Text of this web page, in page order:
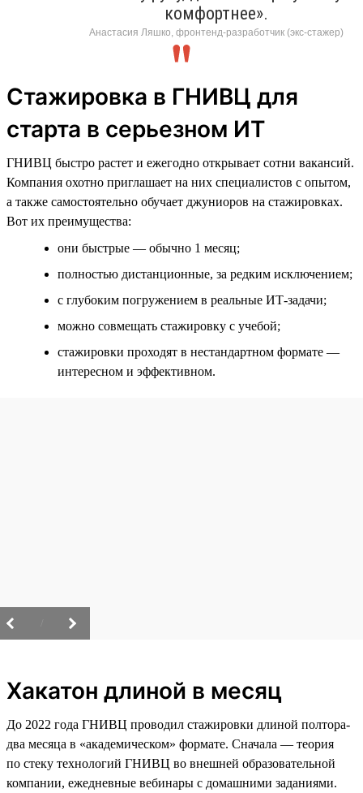
комфортнее».
Анастасия Ляшко, фронтенд-разработчик (экс-стажер)
Стажировка в ГНИВЦ для
старта в серьезном ИТ
ГНИВЦ быстро растет и ежегодно открывает сотни вакансий.
Компания охотно приглашает на них специалистов с опытом,
а также самостоятельно обучает джуниоров на стажировках.
Вот их преимущества:
они быстрые — обычно 1 месяц;
полностью дистанционные, за редким исключением;
с глубоким погружением в реальные ИТ-задачи;
можно совмещать стажировку с учебой;
стажировки проходят в нестандартном формате —
интересном и эффективном.
Хакатон длиной в месяц
До 2022 года ГНИВЦ проводил стажировки длиной полтора-
два месяца в «академическом» формате. Сначала — теория
по стеку технологий ГНИВЦ во внешней образовательной
компании, ежедневные вебинары с домашними заданиями.